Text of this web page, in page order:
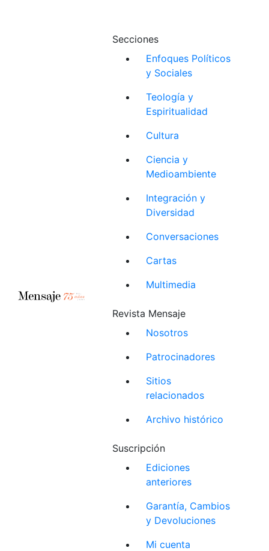
Secciones
Enfoques Políticos
y Sociales
Teología y
Espiritualidad
Cultura
Ciencia y
Medioambiente
Integración y
Diversidad
Conversaciones
Cartas
Multimedia
Revista Mensaje
Nosotros
Patrocinadores
Sitios
relacionados
Archivo histórico
Suscripción
Ediciones
anteriores
Garantía, Cambios
y Devoluciones
Mi cuenta